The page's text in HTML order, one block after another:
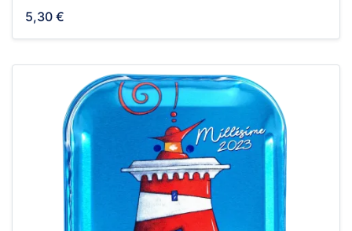
5,30 €